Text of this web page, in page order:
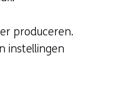
produceren.
instellingen